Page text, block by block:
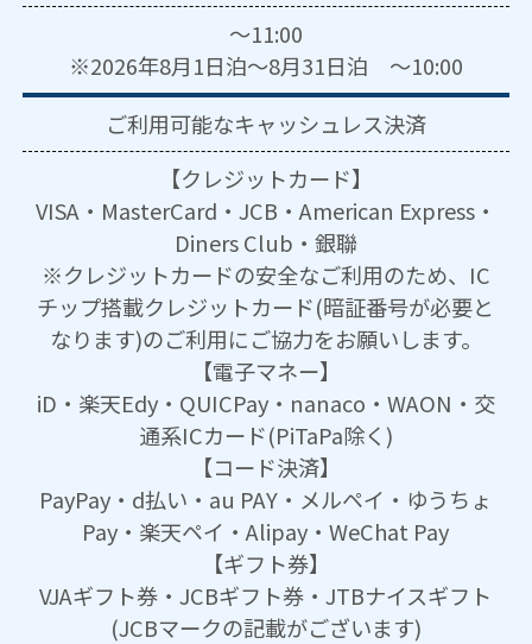
～11:00
※2026年8月1日泊～8月31日泊 ～10:00
ご利用可能なキャッシュレス決済
【クレジットカード】
VISA・MasterCard・JCB・American Express・
Diners Club・銀聯
※クレジットカードの安全なご利用のため、IC
チップ搭載クレジットカード(暗証番号が必要と
なります)のご利用にご協力をお願いします。
【電子マネー】
iD・楽天Edy・QUICPay・nanaco・WAON・交
通系ICカード(PiTaPa除く)
【コード決済】
PayPay・d払い・au PAY・メルペイ・ゆうちょ
Pay・楽天ペイ・Alipay・WeChat Pay
【ギフト券】
VJAギフト券・JCBギフト券・JTBナイスギフト
(JCBマークの記載がございます)